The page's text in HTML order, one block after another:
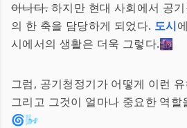
아니다.하지만 현대 사회에서 공
의 한 축을 담당하게 되었다. 도시
시에서의 생활은 더욱 그렇다.🌆
그럼, 공기청정기가 어떻게 이런
그리고 그것이 얼마나 중요한 역할
🌀🌬